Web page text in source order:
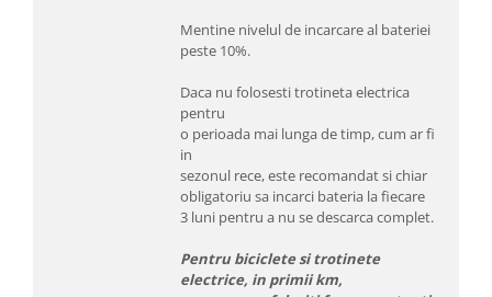
Mentine nivelul de incarcare al bateriei
peste 10%.
Daca nu folosesti trotineta electrica
pentru
o perioada mai lunga de timp, cum ar fi
in
sezonul rece, este recomandat si chiar
obligatoriu sa incarci bateria la fiecare
3 luni pentru a nu se descarca complet.
Pentru biciclete si trotinete
electrice, in primii km,